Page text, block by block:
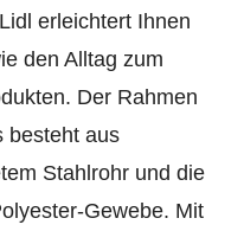
erleichtert Ihnen
den Alltag zum
Der Rahmen
besteht aus
Stahlrohr und die
Gewebe. Mit